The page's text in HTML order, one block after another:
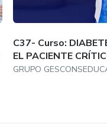
C37- Curso:
EL PACIENTE
GRUPO